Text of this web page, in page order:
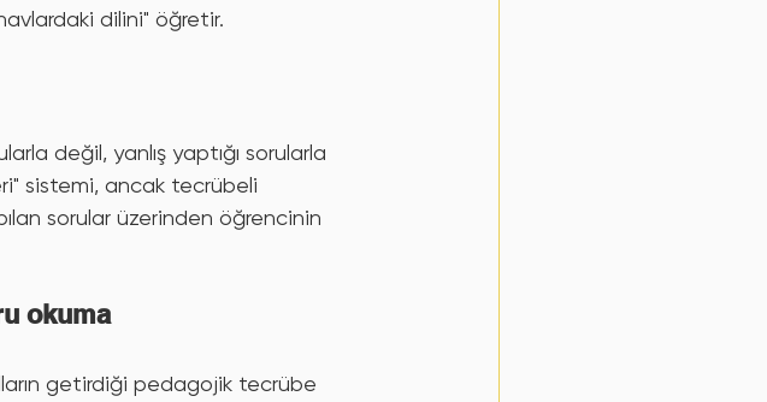
dilini" öğretir.
değil, yanlış yaptığı sorularla
sistemi, ancak tecrübeli
sorular üzerinden öğrencinin
okuma
getirdiği pedagojik tecrübe